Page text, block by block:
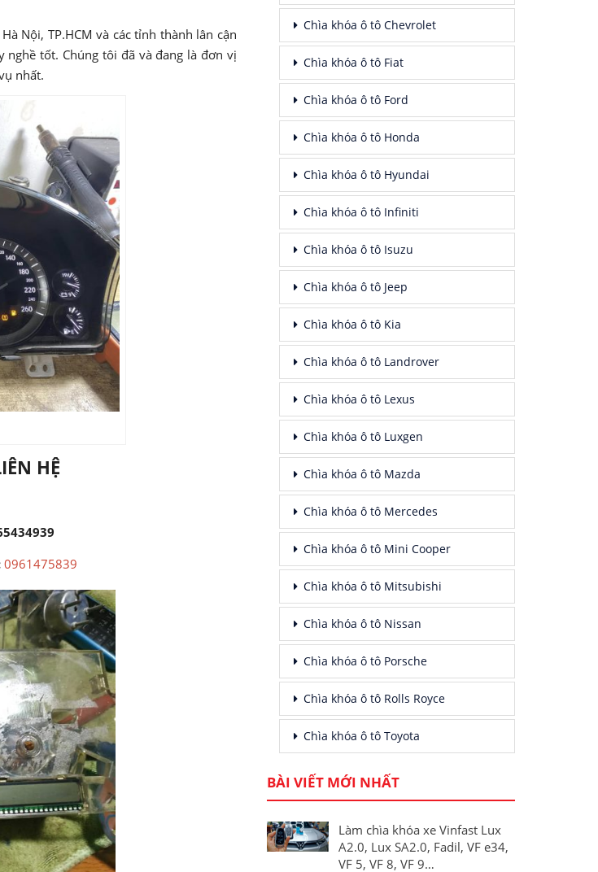
Nội, TP.HCM và các tỉnh thành lân cận
tốt. Chúng tôi đã và đang là đơn vị
nhất.
HỆ
0961475839
Chìa khóa ô tô Chevrolet
Chìa khóa ô tô Fiat
Chìa khóa ô tô Ford
Chìa khóa ô tô Honda
Chìa khóa ô tô Hyundai
Chìa khóa ô tô Infiniti
Chìa khóa ô tô Isuzu
Chìa khóa ô tô Jeep
Chìa khóa ô tô Kia
Chìa khóa ô tô Landrover
Chìa khóa ô tô Lexus
Chìa khóa ô tô Luxgen
Chìa khóa ô tô Mazda
Chìa khóa ô tô Mercedes
Chìa khóa ô tô Mini Cooper
Chìa khóa ô tô Mitsubishi
Chìa khóa ô tô Nissan
Chìa khóa ô tô Porsche
Chìa khóa ô tô Rolls Royce
Chìa khóa ô tô Toyota
BÀI VIẾT MỚI NHẤT
Làm chìa khóa xe Vinfast Lux
A2.0, Lux SA2.0, Fadil, VF e34,
VF 5, VF 8, VF 9…